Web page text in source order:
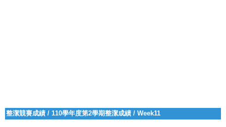
整潔競賽成績 / 110學年度第2學期整潔成績 / Week11